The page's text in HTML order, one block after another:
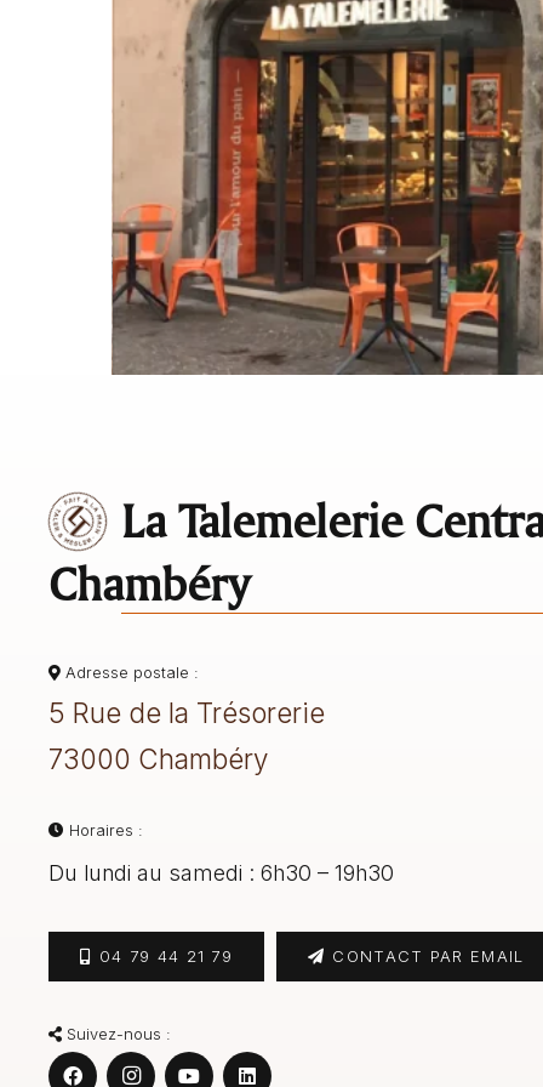
La Talemelerie
Chambéry
Adresse postale :
5 Rue de la Trésorerie
73000 Chambéry
Horaires :
Du lundi au samedi : 6h30 – 19h30
04 79 44 21 79 CONTACT PAR EMAIL
Suivez-nous :